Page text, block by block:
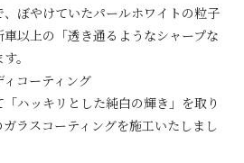
ぼやけていたパールホワイトの粒子
以上の「透き通るようなシャープな
。
コーティング
ハッキリとした純白の輝き」を取り
ラスコーティングを施工いたしまし